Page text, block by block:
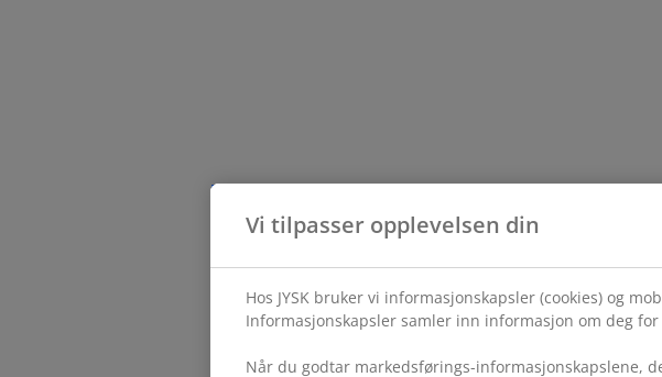
Vi tilpasser opplevelsen din
Hos JYSK bruker vi informasjonskapsler (cookies) og
Informasjonskapsler samler inn informasjon om deg
Når du godtar markedsførings-informasjonskapslene,